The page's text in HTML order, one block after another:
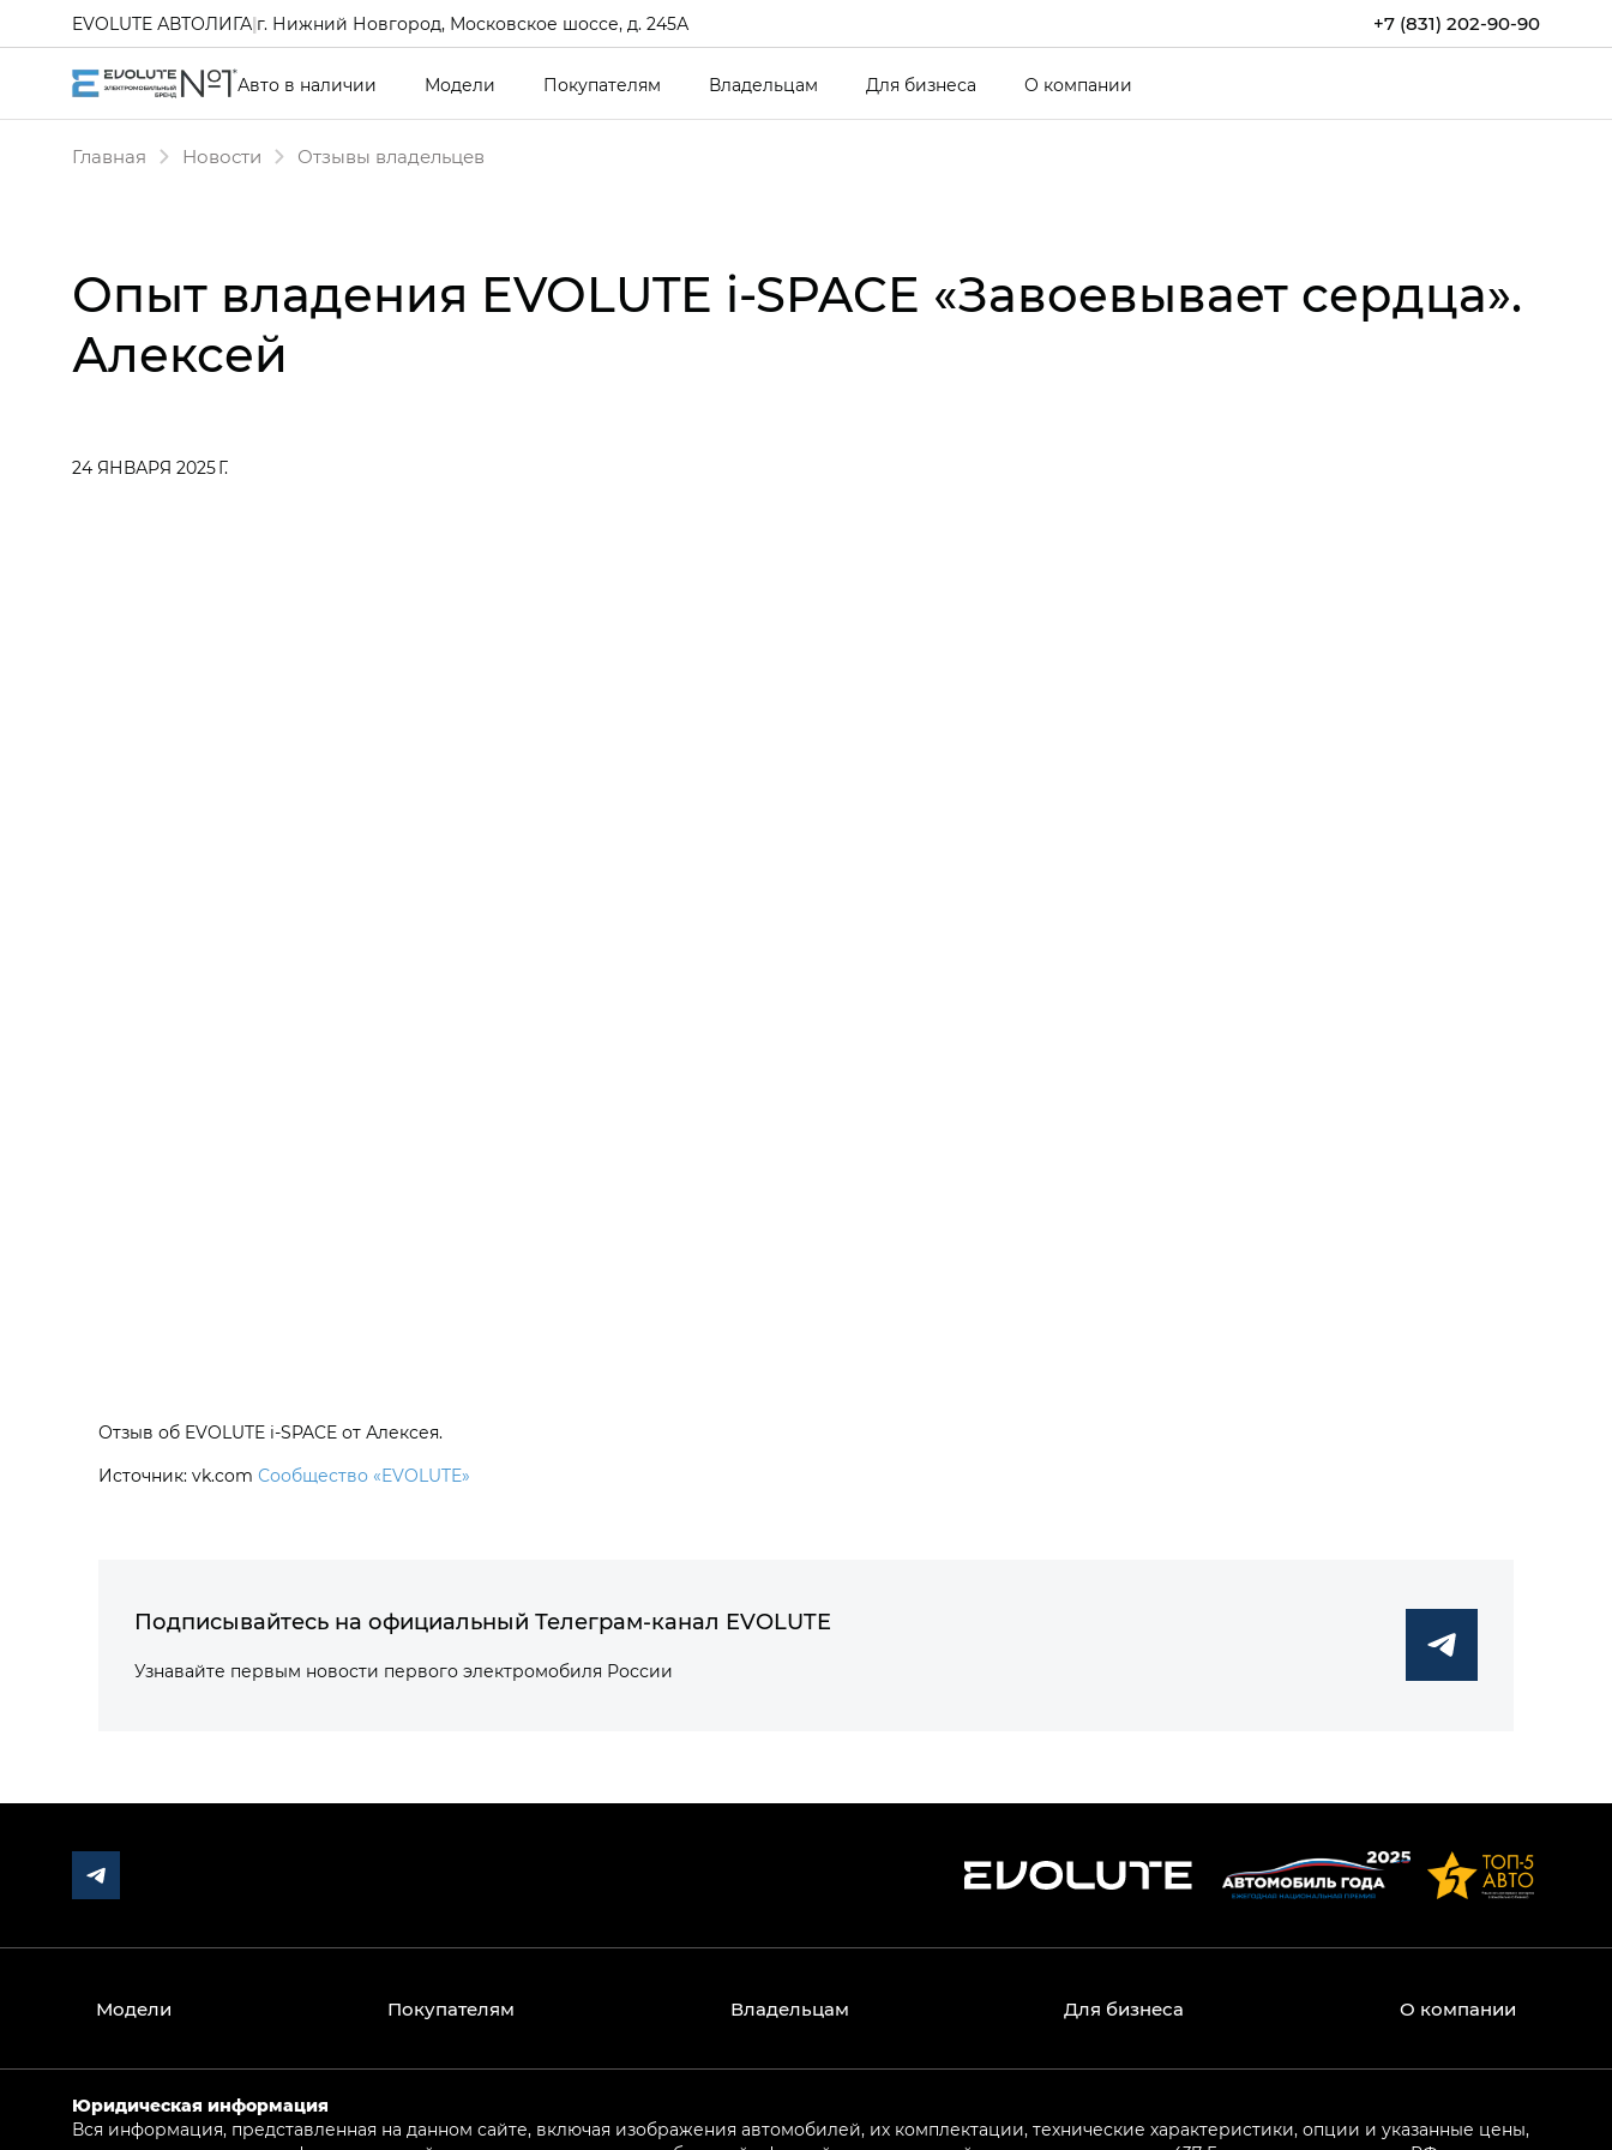
+7 (831) 202-90-90
EVOLUTE АВТОЛИГА|г. Нижний Новгород, Московское шоссе, д. 245А
Авто в наличии Модели Покупателям Владельцам Для бизнеса О компании
Главная Новости Отзывы владельцев
Опыт владения EVOLUTE i‑SPACE «Завоевывает сердца».
Алексей
24 ЯНВАРЯ 2025 Г.
Отзыв об EVOLUTE i‑SPACE от Алексея.
Источник: vk.com Сообщество «EVOLUTE»
Подписывайтесь на официальный Телеграм-канал EVOLUTE
Узнавайте первым новости первого электромобиля России
Модели Покупателям Владельцам Для бизнеса О компании
Юридическая информация
Вся информация, представленная на данном сайте, включая изображения автомобилей, их комплектации, технические характеристики, опции и указанные цены,